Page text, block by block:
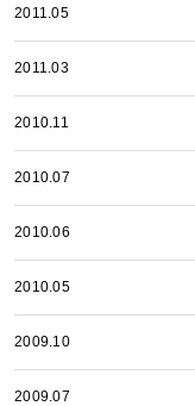
2011.05
2011.03
2010.11
2010.07
2010.06
2010.05
2009.10
2009.07